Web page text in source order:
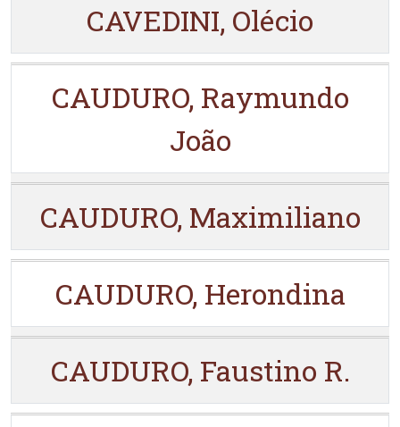
CAVEDINI, Olécio
CAUDURO, Raymundo
João
CAUDURO, Maximiliano
CAUDURO, Herondina
CAUDURO, Faustino R.